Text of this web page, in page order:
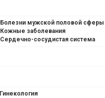
Болезни мужской половой сферы
Кожные заболевания
Сердечно-сосудистая система
Гинекология